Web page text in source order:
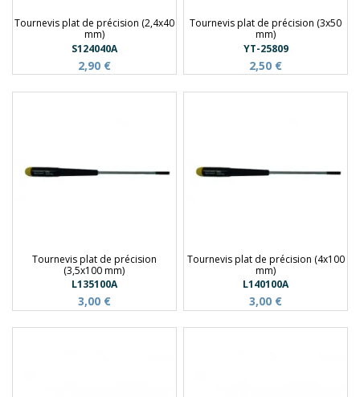
Tournevis plat de précision (2,4x40
mm)
S124040A
2,90 €
Tournevis plat de précision (3x50
mm)
YT-25809
2,50 €
Tournevis plat de précision
(3,5x100 mm)
L135100A
3,00 €
Tournevis plat de précision (4x100
mm)
L140100A
3,00 €